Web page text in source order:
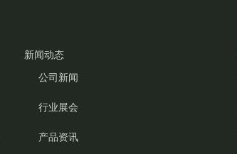
新闻动态
公司新闻
行业展会
产品资讯